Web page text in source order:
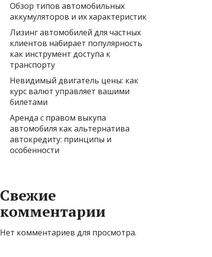
Обзор типов автомобильных
аккумуляторов и их характеристик
Лизинг автомобилей для частных
клиентов набирает популярность
как инструмент доступа к
транспорту
Невидимый двигатель цены: как
курс валют управляет вашими
билетами
Аренда с правом выкупа
автомобиля как альтернатива
автокредиту: принципы и
особенности
Свежие
комментарии
Нет комментариев для просмотра.